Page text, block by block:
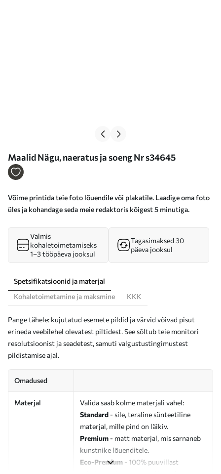
Maalid Nägu, naeratus ja soeng Nr s34645
Võime printida teie foto lõuendile või plakatile. Laadige oma foto
üles ja kohandage seda meie redaktoris kõigest 5 minutiga.
Valmis
kohaletoimetamiseks
1–3 tööpäeva jooksul
Tagasimaksed 30
päeva jooksul
Spetsifikatsioonid ja materjal
Kohaletoimetamine ja maksmine
KKK
Pange tähele: kujutatud esemete pildid ja värvid võivad pisut
erineda veebilehel olevatest piltidest. See sõltub teie monitori
resolutsioonist ja seadetest, samuti valgustustingimustest
pildistamise ajal.
Omadused
Materjal
Valida saab kolme materjali vahel:
Standard - sile, teraline sünteetiline
materjal, mille pind on läikiv.
Premium - matt materjal, mis sarnaneb
kunstnike lõuenditele.
Eco-Premium - 100% puuvillast